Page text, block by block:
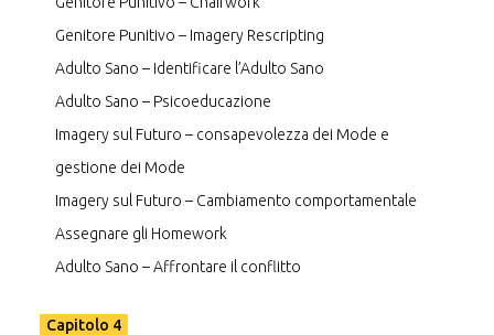
Genitore Punitivo – Imagery Rescripting
Adulto Sano – Identificare l’Adulto Sano
Adulto Sano – Psicoeducazione
Imagery sul Futuro – consapevolezza dei Mode e
gestione dei Mode
Imagery sul Futuro – Cambiamento comportamentale
Assegnare gli Homework
Adulto Sano – Affrontare il conflitto
Capitolo 4